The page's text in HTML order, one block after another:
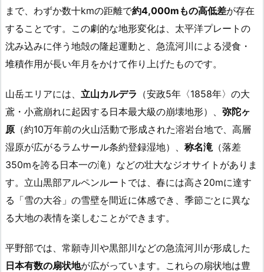
まで、わずか数十kmの距離で約4,000mもの高低差が存在
することです。この劇的な地形変化は、太平洋プレートの
沈み込みに伴う地殻の隆起運動と、急流河川による浸食・
堆積作用が長い年月をかけて作り上げたものです。
山岳エリアには、 立山カルデラ （安政5年〈1858年〉の大
鳶・小鳶崩れに起因する日本最大級の崩壊地形）、 弥陀ヶ
原 （約10万年前の火山活動で形成された溶岩台地で、高層
湿原が広がるラムサール条約登録湿地）、 称名滝（落差
350mを誇る日本一の滝）などの壮大なジオサイトがありま
す。立山黒部アルペンルートでは、春には高さ20mに達す
る「雪の大谷」の雪壁を間近に体感でき、季節ごとに異な
る大地の表情を楽しむことができます。
平野部では、常願寺川や黒部川などの急流河川が形成した
日本有数の扇状地が広がっています。これらの扇状地は豊